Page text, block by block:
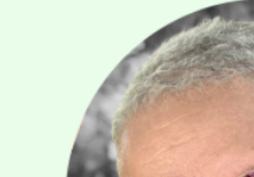
Navigation
PUBLIÉ DANS